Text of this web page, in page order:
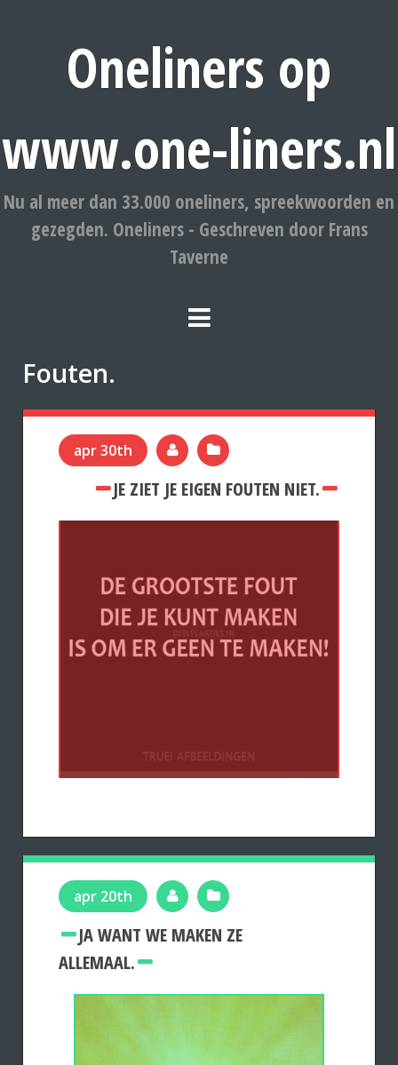
Oneliners op
www.one-liners.nl
Nu al meer dan 33.000 oneliners, spreekwoorden en
gezegden. Oneliners - Geschreven door Frans
Taverne
Fouten.
apr 30th
JE ZIET JE EIGEN FOUTEN NIET.
apr 20th
JA WANT WE MAKEN ZE
ALLEMAAL.